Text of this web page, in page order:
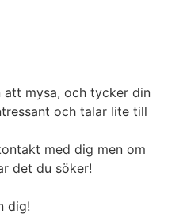
att mysa, och tycker din
och talar lite till
med dig men om
det du söker!
dig!